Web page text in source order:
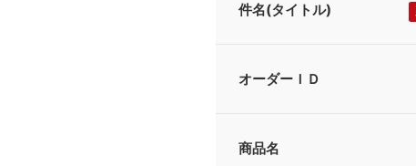
件名(タイトル)
オーダーＩＤ
商品名